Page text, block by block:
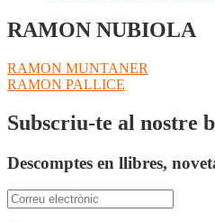
RAMON NUBIOLA
Navegació
d'entrades
Entrada
anterior:
RAMON MUNTANER
Pròxima
RAMON PALLICE
Subscriu-te al nostre
Descomptes en llibres,